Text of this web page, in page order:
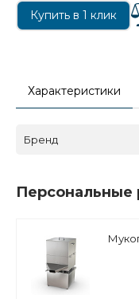
Купить в 1 клик
Характеристики
Бренд
Персональные